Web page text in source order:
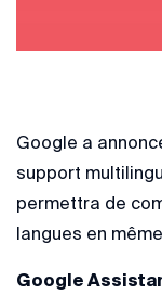
Google a
support
permettra de
langues en
Google